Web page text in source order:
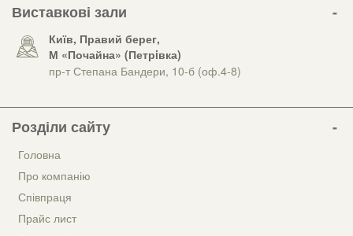
Виставкові зали
Київ, Правий берег,
М «Почайна» (Петрiвка)
пр-т Степана Бандери, 10-б (оф.4-8)
Розділи сайту
Головна
Про компанію
Співпраця
Прайс лист